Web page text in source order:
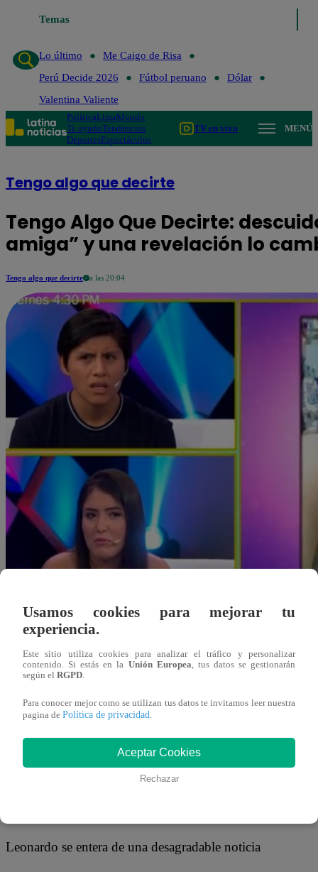
Temas
Lo último
Me Caigo de Risa
Perú Decide 2026
Fútbol peruano
Dólar
Valentina Valiente
PolíticaLimaMundo
Te ayudoTendencias
DeportesEspectáculos
TV en vivo MENÚ
Tengo algo que decirte
Tengo Algo Que Decirte:
amiga” y una revelación lo
Tengo algo que decirte a las 20:04
Redacción Latina
hasta que Mariana, la amiga de Carla llegó a sus vidas.
que tenía. Incluso el temor de Leonardo es que en
Leonardo se entera de una desagradable noticia
Usamos cookies para mejorar tu
experiencia.
Este sitio utiliza cookies para analizar el tráfico y personalizar
contenido. Si estás en la Unión Europea, tus datos se gestionarán
según el RGPD.
Para conocer mejor como se utilizan tus datos te invitamos leer nuestra
pagina de Política de privacidad.
Aceptar Cookies
Rechazar